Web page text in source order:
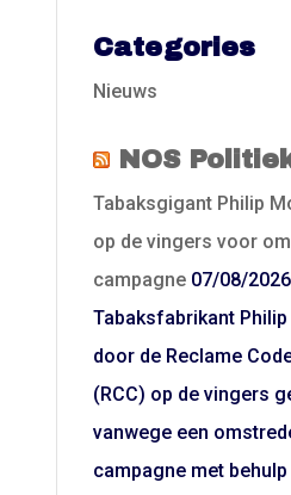
Categories
Nieuws
NOS
Tabaksgigant Philip
op de vingers voor
campagne 07/08/2026
Tabaksfabrikant
door de Reclame
(RCC) op de vingers
vanwege een
campagne met behulp